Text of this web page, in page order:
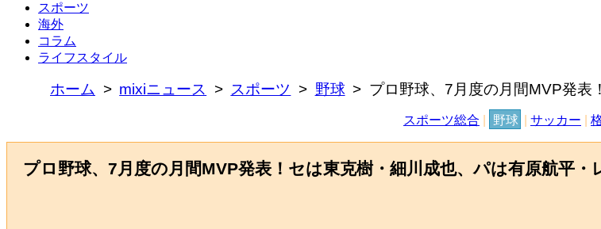
スポーツ
海外
コラム
ライフスタイル
ホーム mixiニュース スポーツ 野球 プロ野球、7月度の月間MVP発表
スポーツ総合 野球 サッカー
プロ野球、7月度の月間MVP発表！セは東克樹・細川成也、パは有原航平・